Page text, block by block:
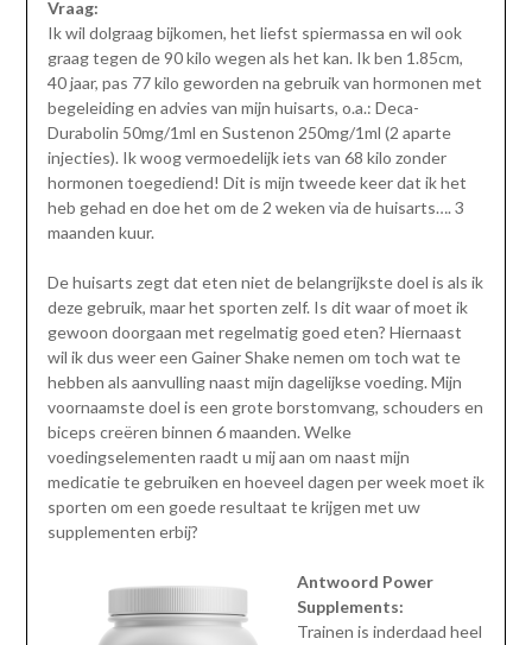
Vraag:
Ik wil dolgraag bijkomen, het liefst spiermassa en wil ook
graag tegen de 90 kilo wegen als het kan. Ik ben 1.85cm,
40 jaar, pas 77 kilo geworden na gebruik van hormonen met
begeleiding en advies van mijn huisarts, o.a.: Deca-
Durabolin 50mg/1ml en Sustenon 250mg/1ml (2 aparte
injecties). Ik woog vermoedelijk iets van 68 kilo zonder
hormonen toegediend! Dit is mijn tweede keer dat ik het
heb gehad en doe het om de 2 weken via de huisarts…. 3
maanden kuur.
De huisarts zegt dat eten niet de belangrijkste doel is als ik
deze gebruik, maar het sporten zelf. Is dit waar of moet ik
gewoon doorgaan met regelmatig goed eten? Hiernaast
wil ik dus weer een Gainer Shake nemen om toch wat te
hebben als aanvulling naast mijn dagelijkse voeding. Mijn
voornaamste doel is een grote borstomvang, schouders en
biceps creëren binnen 6 maanden. Welke
voedingselementen raadt u mij aan om naast mijn
medicatie te gebruiken en hoeveel dagen per week moet ik
sporten om een goede resultaat te krijgen met uw
supplementen erbij?
Antwoord Power
Supplements:
Trainen is inderdaad heel